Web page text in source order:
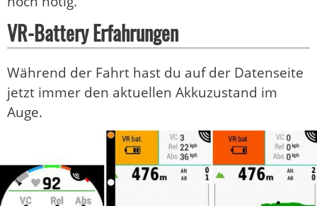
VR-Battery Erfahrungen
Während der Fahrt hast du auf der Datenseite
jetzt immer den aktuellen Akkuzustand im
Auge.